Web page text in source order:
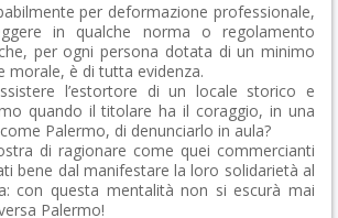
per deformazione professionale,
in qualche norma o regolamento
per ogni persona dotata di un minimo
morale, è di tutta evidenza.
l’estortore di un locale storico e
quando il titolare ha il coraggio, in una
Palermo, di denunciarlo in aula?
di ragionare come quei commercianti
bene dal manifestare la loro solidarietà al
con questa mentalità non si escurà mai
Palermo!